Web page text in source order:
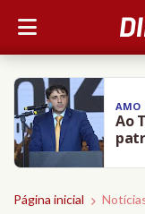
AMO
Ao
Página inicial